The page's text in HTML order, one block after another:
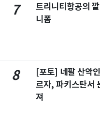
7
트리니티항공의
니폼
8
[포토] 네팔 산악
르자, 파키스탄서
져